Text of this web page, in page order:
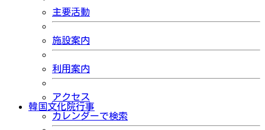
主要活動
施設案内
利用案内
アクセス
韓国文化院行事
カレンダーで検索